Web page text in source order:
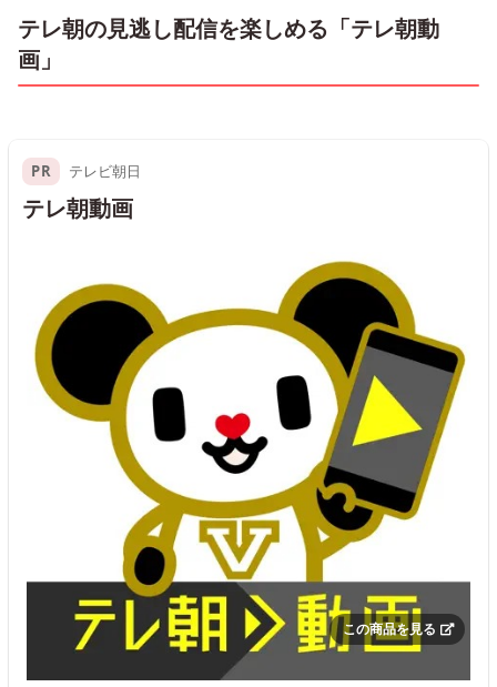
テレ朝の見逃し配信を楽しめる「テレ朝動
画」
PR テレビ朝日
テレ朝動画
この商品を見る